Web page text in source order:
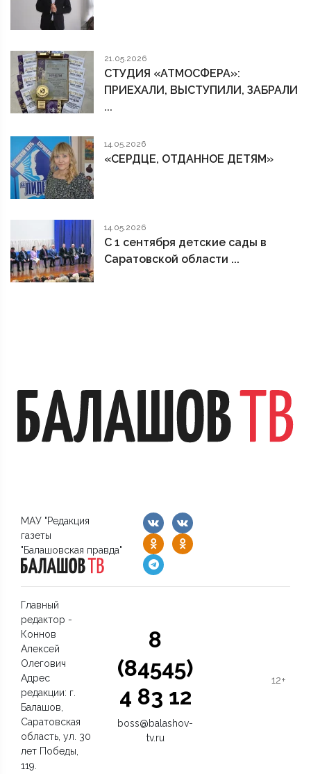
21.05.2026
СТУДИЯ «АТМОСФЕРА»:
ПРИЕХАЛИ, ВЫСТУПИЛИ, ЗАБРАЛИ
...
14.05.2026
«СЕРДЦЕ, ОТДАННОЕ ДЕТЯМ»
14.05.2026
С 1 сентября детские сады в
Саратовской области ...
МАУ "Редакция
газеты
"Балашовская правда"
Главный
редактор -
Коннов
Алексей
Олегович
Адрес
редакции: г.
Балашов,
Саратовская
область, ул. 30
лет Победы,
119.
8
(84545)
4 83 12
boss@balashov-
tv.ru
12+